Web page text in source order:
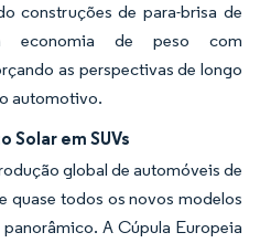
construções de para-brisa de
economia de peso com
as perspectivas de longo
automotivo.
Solar em SUVs
global de automóveis de
quase todos os novos modelos
A Cúpula Europeia